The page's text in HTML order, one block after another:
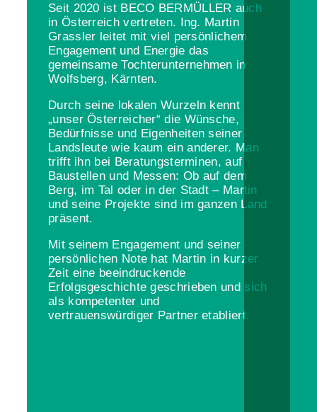
Seit 2020 ist BECO BERMÜLLER auch
in Österreich vertreten. Ing. Martin
Grassler leitet mit viel persönlichem
Engagement und Energie das
gemeinsame Tochterunternehmen in
Wolfsberg, Kärnten.
Durch seine lokalen Wurzeln kennt
„unser Österreicher“ die Wünsche,
Bedürfnisse und Eigenheiten seiner
Landsleute wie kaum ein anderer. Man
trifft ihn bei Beratungsterminen, auf
Baustellen und Messen: Ob auf dem
Berg, im Tal oder in der Stadt – Martin
und seine Projekte sind im ganzen Land
präsent.
Mit seinem Engagement und seiner
persönlichen Note hat Martin in kurzer
Zeit eine beeindruckende
Erfolgsgeschichte geschrieben und sich
als kompetenter und
vertrauenswürdiger Partner etabliert.